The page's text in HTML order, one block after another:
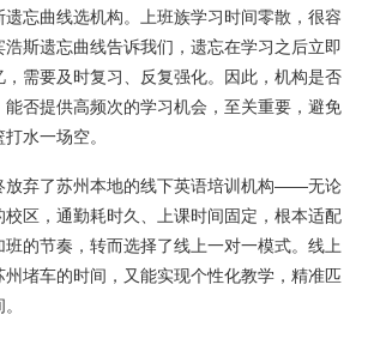
忘曲线选机构。上班族学习时间零散，很容
斯遗忘曲线告诉我们，遗忘在学习之后立即
需要及时复习、反复强化。因此，机构是否
否提供高频次的学习机会，至关重要，避免
水一场空。
放弃了苏州本地的线下英语培训机构——无论
区，通勤耗时久、上课时间固定，根本适配
的节奏，转而选择了线上一对一模式。线上
堵车的时间，又能实现个性化教学，精准匹